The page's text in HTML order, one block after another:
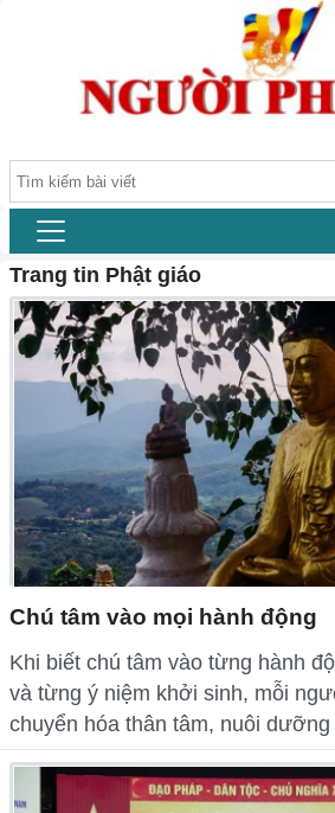
Trang tin Phật giáo
Chú tâm vào mọi hành động
Khi biết chú tâm vào từng hành
và từng ý niệm khởi sinh, mỗi
chuyển hóa thân tâm, nuôi